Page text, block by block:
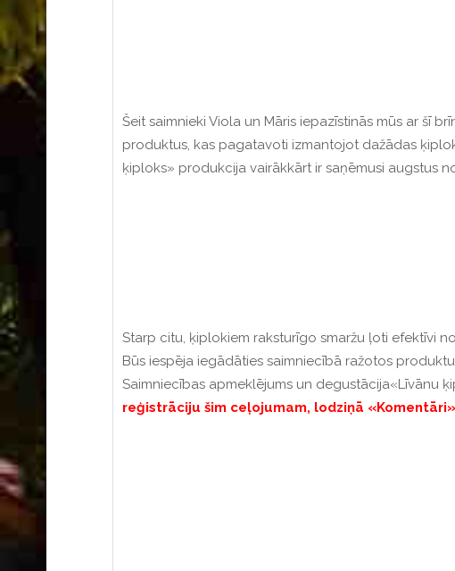
Šeit saimnieki Viola un Māris iepazīstinās mūs ar šī
produktus, kas pagatavoti izmantojot dažādas
ķiploks» produkcija vairākkārt ir saņēmusi augstus
Starp citu, ķiplokiem raksturīgo smaržu ļoti efektīvi
Būs iespēja iegādāties saimniecībā ražotos
Saimniecības apmeklējums un degustācija«Līvānu
reģistrāciju šim ceļojumam, lodziņā